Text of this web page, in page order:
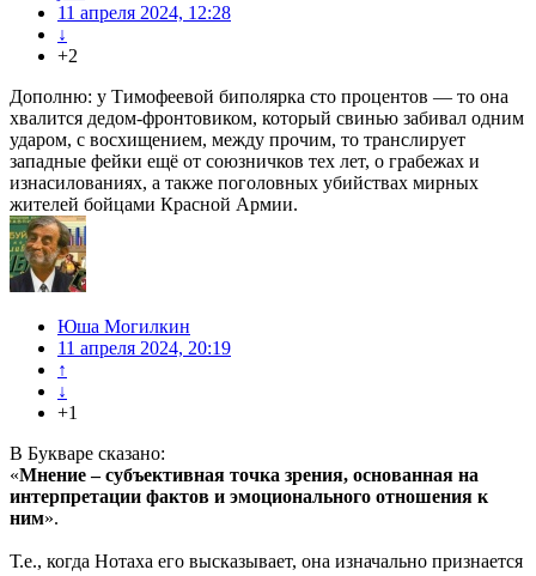
11 апреля 2024, 12:28
↓
+2
Дополню: у Тимофеевой биполярка сто процентов — то она
хвалится дедом-фронтовиком, который свинью забивал одним
ударом, с восхищением, между прочим, то транслирует
западные фейки ещё от союзничков тех лет, о грабежах и
изнасилованиях, а также поголовных убийствах мирных
жителей бойцами Красной Армии.
Юша Могилкин
11 апреля 2024, 20:19
↑
↓
+1
В Букваре сказано:
«Мнение – субъективная точка зрения, основанная на
интерпретации фактов и эмоционального отношения к
ним».
Т.е., когда Нотаха его высказывает, она изначально признается